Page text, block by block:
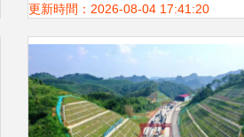
更新時間：2026-08-04 17:41:20